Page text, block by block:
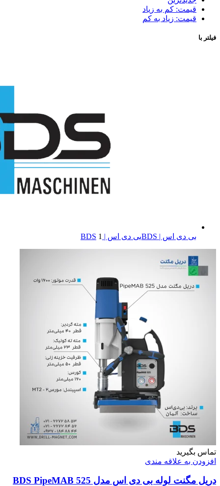
قیمت: کم به زیاد
قیمت: زیاد به کم
فیلتر با
بی دی اس | BDS بی دی اس | BDS 1
تماس بگیرید
افزودن به علاقه مندی
دریل مگنت لوله بی دی اس مدل BDS PipeMAB 525